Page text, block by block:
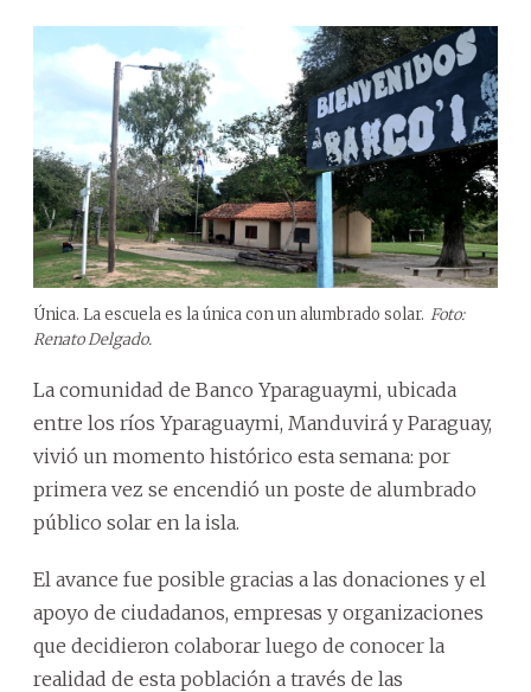
Única. La escuela es la única con un alumbrado solar. Foto:
Renato Delgado.
La comunidad de Banco Yparaguaymi, ubicada
entre los ríos Yparaguaymi, Manduvirá y Paraguay,
vivió un momento histórico esta semana: por
primera vez se encendió un poste de alumbrado
público solar en la isla.
El avance fue posible gracias a las donaciones y el
apoyo de ciudadanos, empresas y organizaciones
que decidieron colaborar luego de conocer la
realidad de esta población a través de las